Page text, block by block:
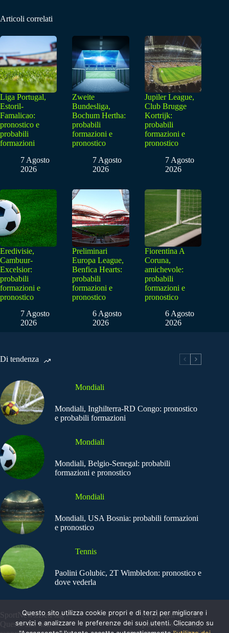
Articoli correlati
Liga Portugal,
Estoril-
Famalicao:
pronostico e
probabili
formazioni
7 Agosto
2026
Zweite
Bundesliga,
Bochum Hertha:
probabili
formazioni e
pronostico
7 Agosto
2026
Jupiler League,
Club Brugge
Kortrijk:
probabili
formazioni e
pronostico
7 Agosto
2026
Eredivisie,
Cambuur-
Excelsior:
probabili
formazioni e
pronostico
7 Agosto
2026
Preliminari
Europa League,
Benfica Hearts:
probabili
formazioni e
pronostico
6 Agosto
2026
Fiorentina A
Coruna,
amichevole:
probabili
formazioni e
pronostico
6 Agosto
2026
Di tendenza
Mondiali
Mondiali, Inghilterra-RD Congo: pronostico
e probabili formazioni
Mondiali
Mondiali, Belgio-Senegal: probabili
formazioni e pronostico
Mondiali
Mondiali, USA Bosnia: probabili formazioni
e pronostico
Tennis
Paolini Golubic, 2T Wimbledon: pronostico e
dove vederla
SportNews.BetFlag -
Questo sito non
Copyright © 2025
SportNews BetFlag
Questo sito utilizza cookie propri e di terzi per migliorare i
servizi e analizzare le preferenze dei suoi utenti. Cliccando su